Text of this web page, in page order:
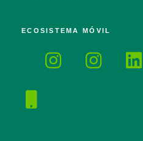
ECOSISTEMA MÓVIL